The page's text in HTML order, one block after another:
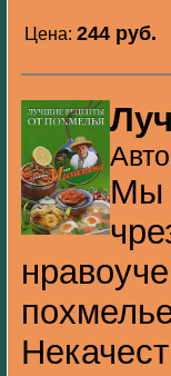
Цена: 244 pуб.
Мы